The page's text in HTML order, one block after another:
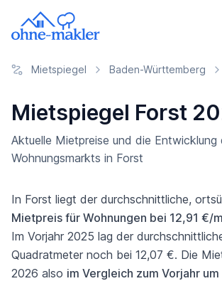
Mietspiegel Baden-Württemberg
Mietspiegel Forst
Aktuelle Mietpreise und die Entwicklung
Wohnungsmarkts in Forst
In Forst liegt der durchschnittliche,
Mietpreis für Wohnungen bei 12,91 €/
Im Vorjahr 2025 lag der
Quadratmeter noch bei 12,07 €. Die
2026 also im Vergleich zum Vorjahr um